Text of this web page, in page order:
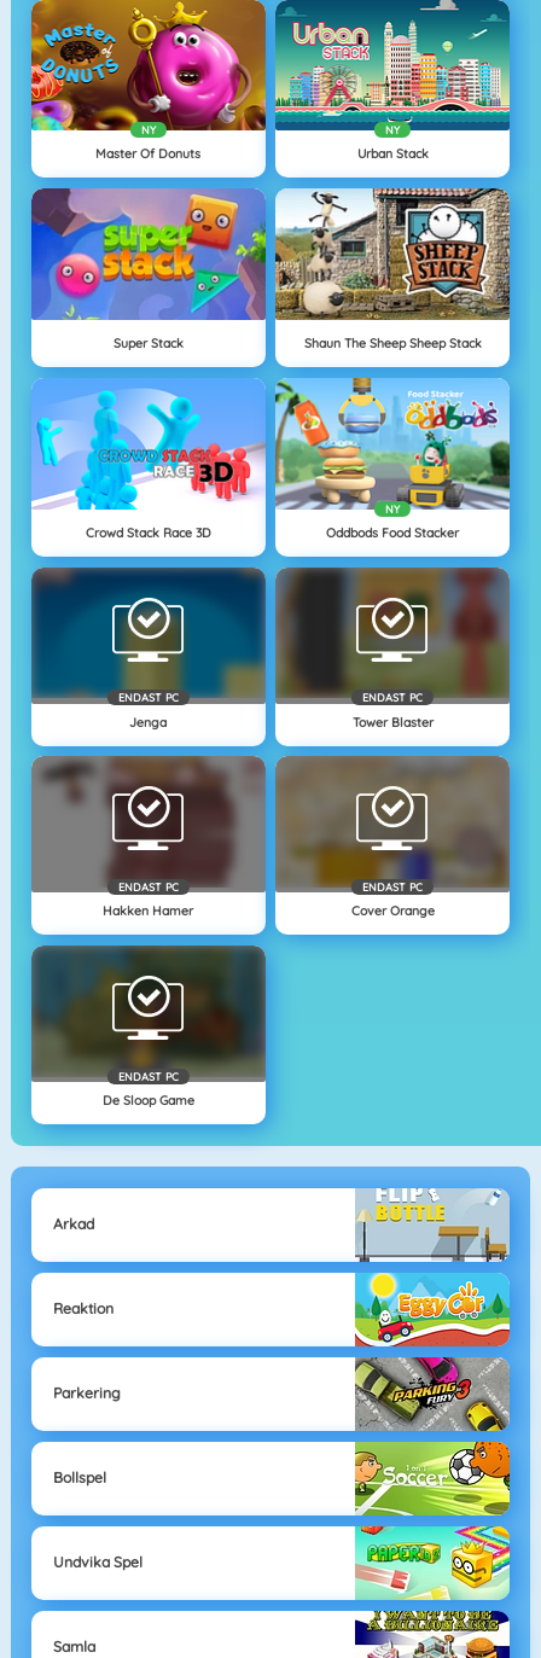
NY
Master Of Donuts
NY
Urban Stack
Super Stack Shaun The Sheep Sheep Stack
Crowd Stack Race 3D
NY
Oddbods Food Stacker
ENDAST PC
Jenga
ENDAST PC
Tower Blaster
ENDAST PC
Hakken Hamer
ENDAST PC
Cover Orange
ENDAST PC
De Sloop Game
Arkad
Reaktion
Parkering
Bollspel
Undvika Spel
Samla